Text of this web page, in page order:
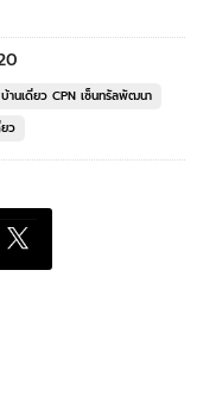
บ้านเดี่ยว CPN เซ็นทรัลพัฒนา
ว